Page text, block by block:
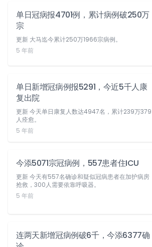
单日冠病报4701例，累计病例破250万
宗
更新 大马迄今累计250万1966宗病例。
5 年前
单日新增冠病例报5291，今近5千人康
复出院
更新 今天单日康复人数达4947名，累计239万379
人痊愈。
5 年前
今添5071宗冠病例，557患者住ICU
更新 今天有557名确诊和疑似冠病患者在加护病房
抢救，300人需要依靠呼吸器。
5 年前
连两天新增冠病例破6千，今添6377确